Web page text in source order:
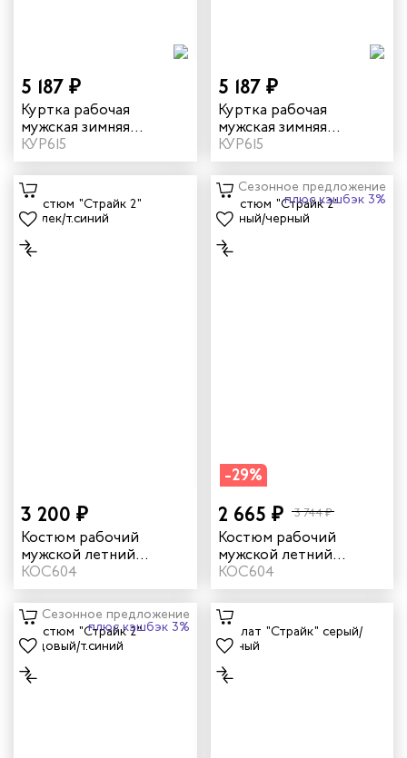
5 187 ₽
Куртка рабочая
мужская зимняя
"Страйк" цвет серый/
красный
КУР615
5 187 ₽
Куртка рабочая
мужская зимняя
"Страйк" цвет
василек/темно-синий
КУР615
3 200 ₽
Костюм рабочий
мужской летний
"Страйк 2" цвет
василек/темно-синий
КОС604
Сезонное предложение
плюс кэшбэк 3%
-29%
2 665 ₽ 3 744 ₽
Костюм рабочий
мужской летний
"Страйк 2" цвет
зеленый/черный
КОС604
Сезонное предложение
плюс кэшбэк 3%